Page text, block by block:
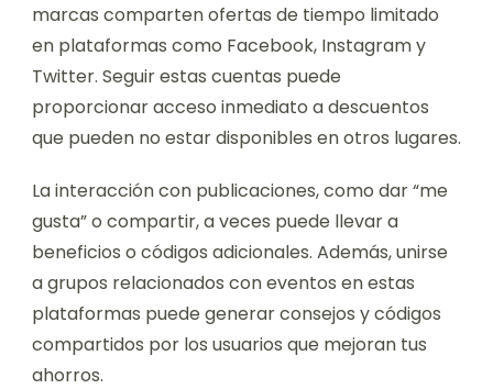
marcas comparten ofertas de tiempo limitado
en plataformas como Facebook, Instagram y
Twitter. Seguir estas cuentas puede
proporcionar acceso inmediato a descuentos
que pueden no estar disponibles en otros lugares.
La interacción con publicaciones, como dar “me
gusta” o compartir, a veces puede llevar a
beneficios o códigos adicionales. Además, unirse
a grupos relacionados con eventos en estas
plataformas puede generar consejos y códigos
compartidos por los usuarios que mejoran tus
ahorros.